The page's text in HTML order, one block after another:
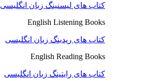
کتاب های لیسنینگ زبان انگلیسی
English Listening Books
کتاب های ریدینگ زبان انگلیسی
English Reading Books
کتاب های رایتینگ زبان انگلیسی